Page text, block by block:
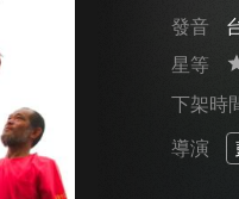
發音
星等
下架時
導演